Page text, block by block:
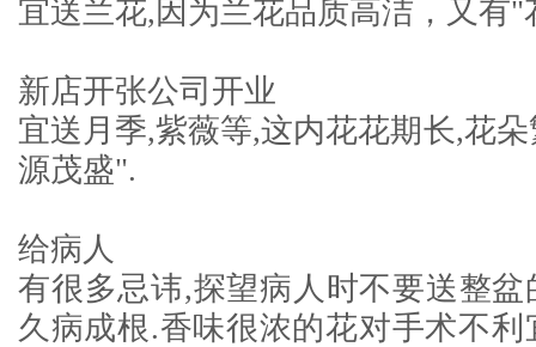
宜送兰花,因为兰花品质高洁，又有
新店开张公司开业
宜送月季,紫薇等,这内花花期长,花
源茂盛".
给病人
有很多忌讳,探望病人时不要送整
久病成根.香味很浓的花对手术不